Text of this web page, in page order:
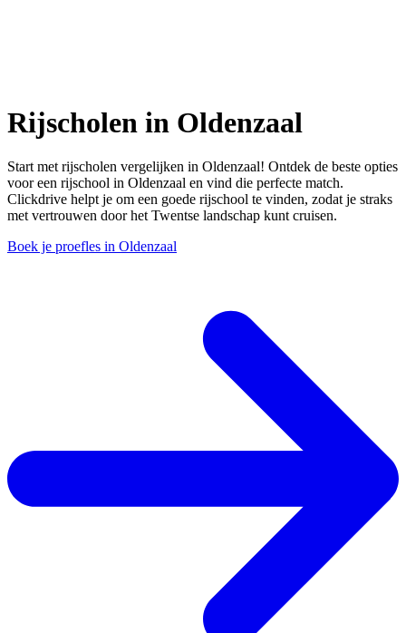
Rijscholen in Oldenzaal
Start met rijscholen vergelijken in Oldenzaal! Ontdek de beste opties
voor een rijschool in Oldenzaal en vind die perfecte match.
Clickdrive helpt je om een goede rijschool te vinden, zodat je straks
met vertrouwen door het Twentse landschap kunt cruisen.
Boek je proefles in Oldenzaal